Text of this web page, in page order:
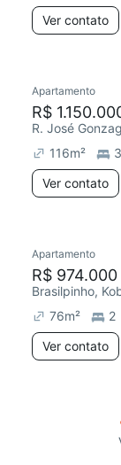
Ver contato
Apartamento
R$
R. José
116m² 3
Ver contato
Apartamento
R$ 974.000
Brasilpinho,
76m² 2
Ver contato